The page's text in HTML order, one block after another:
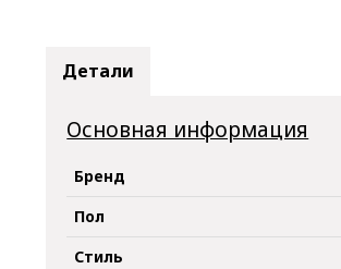
Детали
Основная информация
Бренд
Пол
Стиль